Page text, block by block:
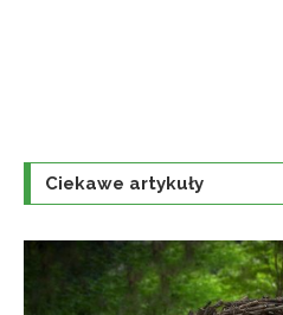
Ciekawe artykuły